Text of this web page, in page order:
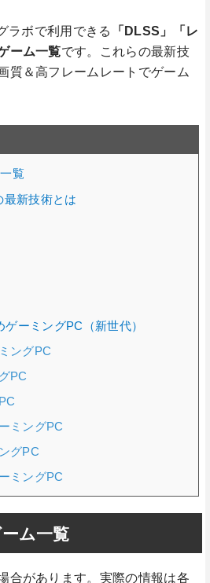
ラボで利用できる
「DLSS」「レ
ーム一覧です。これらの最新技
質＆高フレームレートでゲーム
覧
最新技術とは
ーミングPC（新世代）
ングPC
PC
ミングPC
グPC
ミングPC
ム一覧
合があります。実際の情報は各